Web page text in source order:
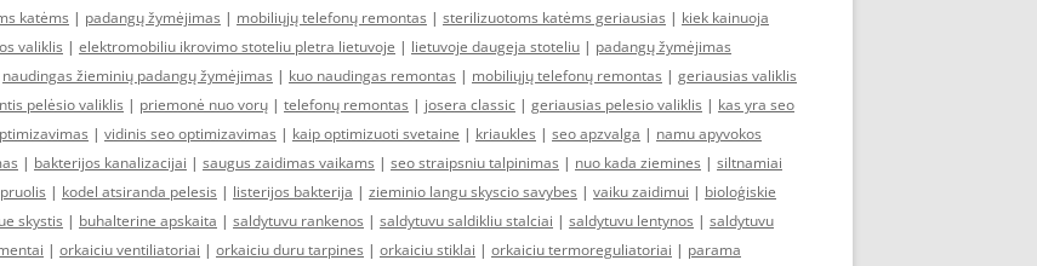
katėms | padangų žymėjimas | mobiliųjų telefonų remontas | sterilizuotoms katėms geriausias | kiek kainuoja
valiklis | elektromobiliu ikrovimo stoteliu pletra lietuvoje | lietuvoje daugeja stoteliu | padangų žymėjimas
naudingas žieminių padangų žymėjimas | kuo naudingas remontas | mobiliųjų telefonų remontas | geriausias valiklis
pelėsio valiklis | priemonė nuo vorų | telefonų remontas | josera classic | geriausias pelesio valiklis | kas yra seo
| vidinis seo optimizavimas | kaip optimizuoti svetaine | kriaukles | seo apzvalga | namu apyvokos
| bakterijos kanalizacijai | saugus zaidimas vaikams | seo straipsniu talpinimas | nuo kada ziemines | siltnamiai
| kodel atsiranda pelesis | listerijos bakterija | zieminio langu skyscio savybes | vaiku zaidimui | bioloģiskie
skystis | buhalterine apskaita | saldytuvu rankenos | saldytuvu saldikliu stalciai | saldytuvu lentynos | saldytuvu
| orkaiciu ventiliatoriai | orkaiciu duru tarpines | orkaiciu stiklai | orkaiciu termoreguliatoriai | parama